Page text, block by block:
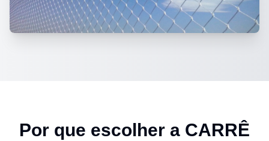
Por que escolher a CARRÊ